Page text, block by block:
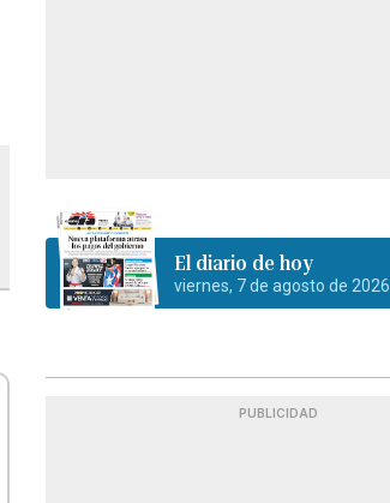
El diario de hoy
viernes, 7 de agosto de 2026
PUBLICIDAD